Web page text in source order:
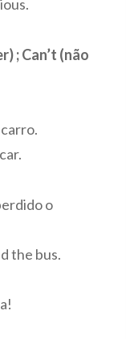
; Can’t (não
o
the bus.